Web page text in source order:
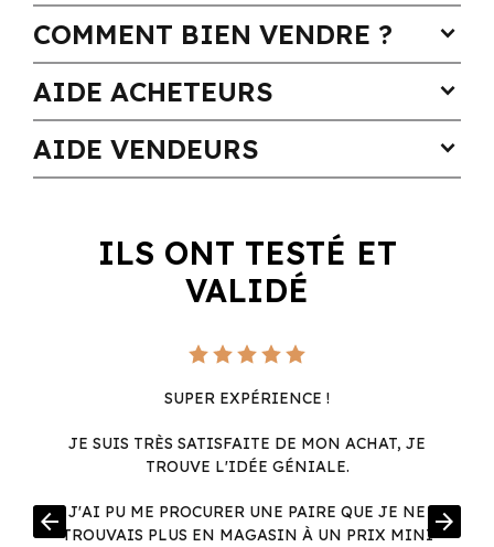
COMMENT BIEN VENDRE ? expand_more
AIDE ACHETEURS expand_more
AIDE VENDEURS expand_more
ILS ONT TESTÉ ET
VALIDÉ
SUPER EXPÉRIENCE !
JE SUIS TRÈS SATISFAITE DE MON ACHAT, JE
TROUVE L'IDÉE GÉNIALE.
J'AI PU ME PROCURER UNE PAIRE QUE JE NE
TROUVAIS PLUS EN MAGASIN À UN PRIX MINI
arrow_back arrow_forward